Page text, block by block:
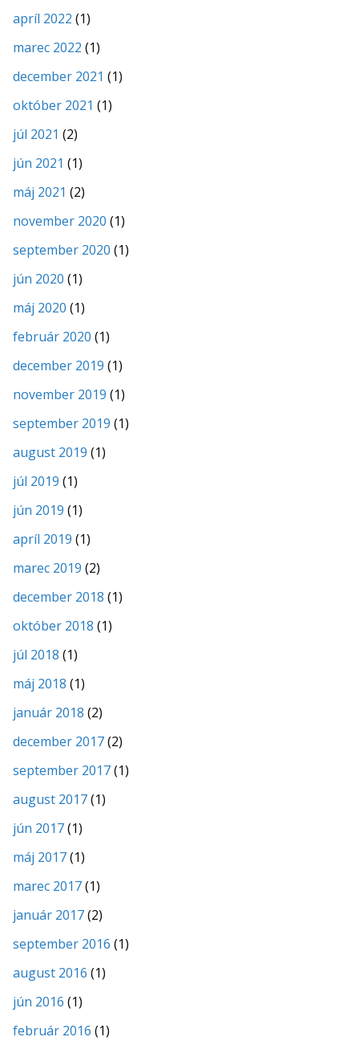
apríl 2022 (1)
marec 2022 (1)
december 2021 (1)
október 2021 (1)
júl 2021 (2)
jún 2021 (1)
máj 2021 (2)
november 2020 (1)
september 2020 (1)
jún 2020 (1)
máj 2020 (1)
február 2020 (1)
december 2019 (1)
november 2019 (1)
september 2019 (1)
august 2019 (1)
júl 2019 (1)
jún 2019 (1)
apríl 2019 (1)
marec 2019 (2)
december 2018 (1)
október 2018 (1)
júl 2018 (1)
máj 2018 (1)
január 2018 (2)
december 2017(2)
september 2017(1)
august 2017(1)
jún 2017(1)
máj 2017(1)
marec 2017(1)
január 2017(2)
september 2016 (1)
august 2016 (1)
jún 2016 (1)
február 2016 (1)